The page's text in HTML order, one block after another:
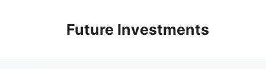
Future Investments